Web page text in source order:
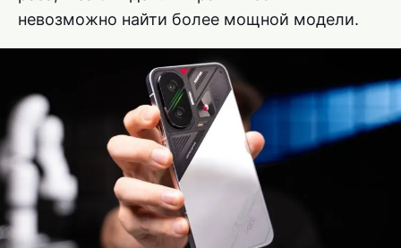
невозможно найти более мощной модели.